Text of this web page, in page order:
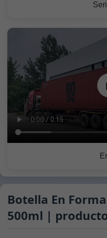
Botella En
500ml |